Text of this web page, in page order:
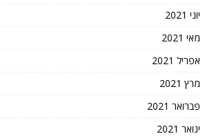
יוני 2021
מאי 2021
אפריל 2021
מרץ 2021
פברואר 2021
ינואר 2021